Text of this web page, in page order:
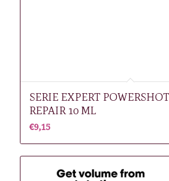
SERIE EXPERT
REPAIR 10 ML
€9,15